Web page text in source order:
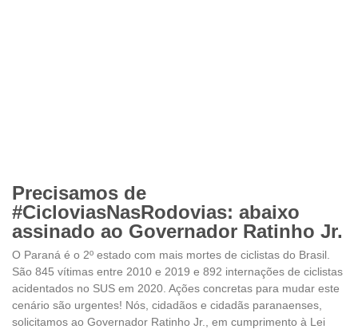
Precisamos de
#CicloviasNasRodovias: abaixo
assinado ao Governador Ratinho Jr.
O Paraná é o 2º estado com mais mortes de ciclistas do Brasil.
São 845 vítimas entre 2010 e 2019 e 892 internações de ciclistas
acidentados no SUS em 2020. Ações concretas para mudar este
cenário são urgentes! Nós, cidadãos e cidadãs paranaenses,
solicitamos ao Governador Ratinho Jr., em cumprimento à Lei